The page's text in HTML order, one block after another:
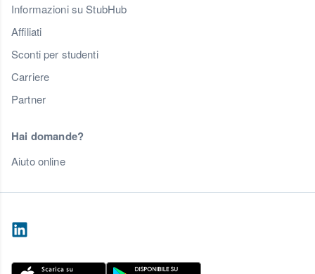
Informazioni su StubHub
Affiliati
Sconti per studenti
Carriere
Partner
Hai domande?
Aiuto online